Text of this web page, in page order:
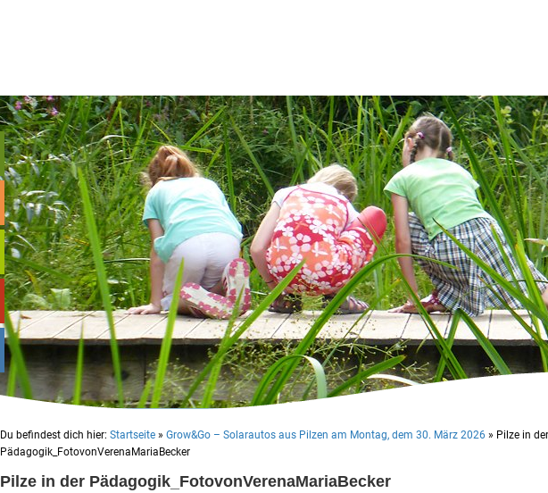
Du befindest dich hier: Startseite » Grow&Go – Solarautos aus Pilzen am Montag, dem 30. März 2026 » Pilze in der
Pädagogik_FotovonVerenaMariaBecker
Pilze in der Pädagogik_FotovonVerenaMariaBecker